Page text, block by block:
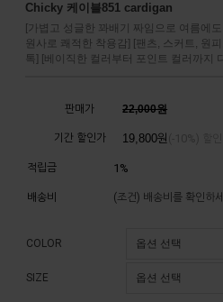
Chicky 케이블851 cardigan
[가볍고 성글한 꽈배기 짜임으로 여름에
원사로 쾌적한 착용감] [팬츠, 스커트, 원
톡] [베이직한 컬러부터 포인트 컬러까지
판매가 22,000원
기간 할인가 19,800원
적립금 1%
배송비 (조건) 배송비를 확인하
COLOR
SIZE